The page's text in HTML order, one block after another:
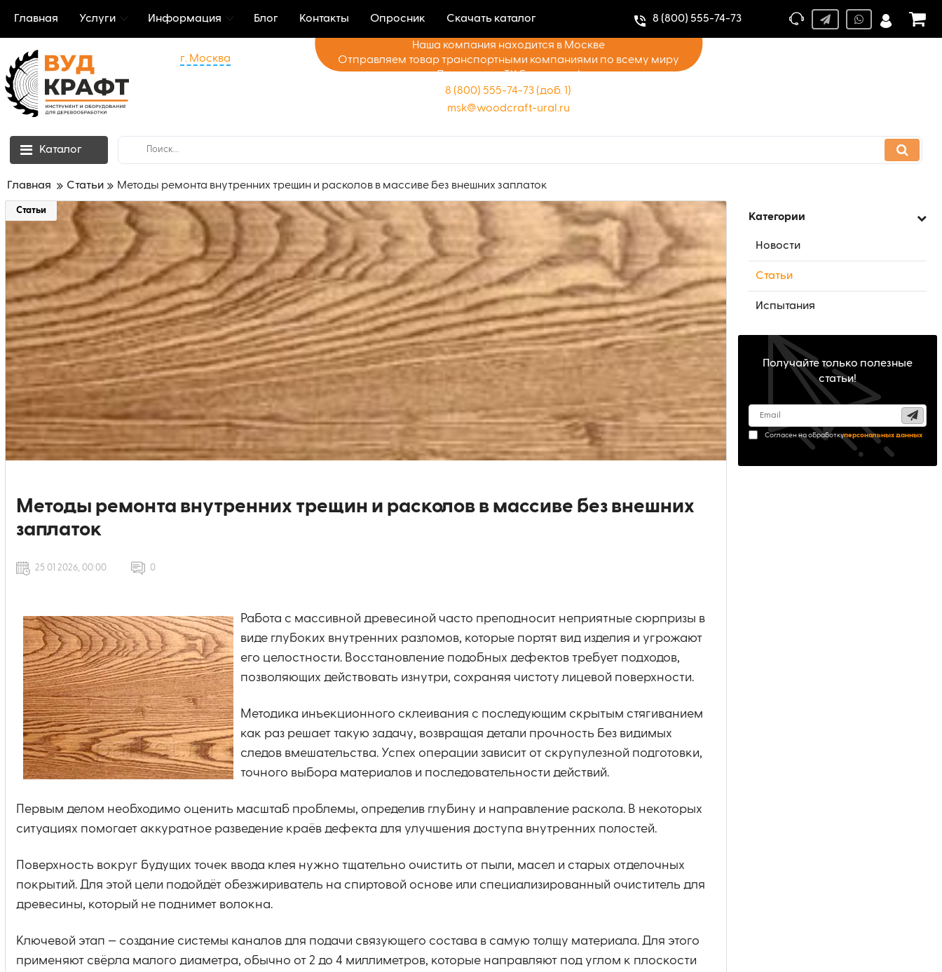
Главная Услуги Информация Блог Контакты Опросник Скачать каталог 8 (800) 555-74-73
г. Москва
Наша компания находится в Москве
Отправляем товар транспортными компаниями по всему миру
Доставка до ТК бесплатно!
8 (800) 555-74-73 (доб. 1)
msk@woodcraft-ural.ru
Каталог
Главная Статьи Методы ремонта внутренних трещин и расколов в массиве без внешних заплаток
Категории
Новости
Статьи
Испытания
Получайте только полезные
статьи!
Согласен на обработкуперсональных данных
Статьи
Методы ремонта внутренних трещин и расколов в массиве без внешних
заплаток
25 01 2026, 00:00 0
Работа с массивной древесиной часто преподносит неприятные сюрпризы в
виде глубоких внутренних разломов, которые портят вид изделия и угрожают
его целостности. Восстановление подобных дефектов требует подходов,
позволяющих действовать изнутри, сохраняя чистоту лицевой поверхности.
Методика инъекционного склеивания с последующим скрытым стягиванием
как раз решает такую задачу, возвращая детали прочность без видимых
следов вмешательства. Успех операции зависит от скрупулезной подготовки,
точного выбора материалов и последовательности действий.
Первым делом необходимо оценить масштаб проблемы, определив глубину и направление раскола. В некоторых
ситуациях помогает аккуратное разведение краёв дефекта для улучшения доступа внутренних полостей.
Поверхность вокруг будущих точек ввода клея нужно тщательно очистить от пыли, масел и старых отделочных
покрытий. Для этой цели подойдёт обезжириватель на спиртовой основе или специализированный очиститель для
древесины, который не поднимет волокна.
Ключевой этап — создание системы каналов для подачи связующего состава в самую толщу материала. Для этого
применяют свёрла малого диаметра, обычно от 2 до 4 миллиметров, которые направляют под углом к плоскости